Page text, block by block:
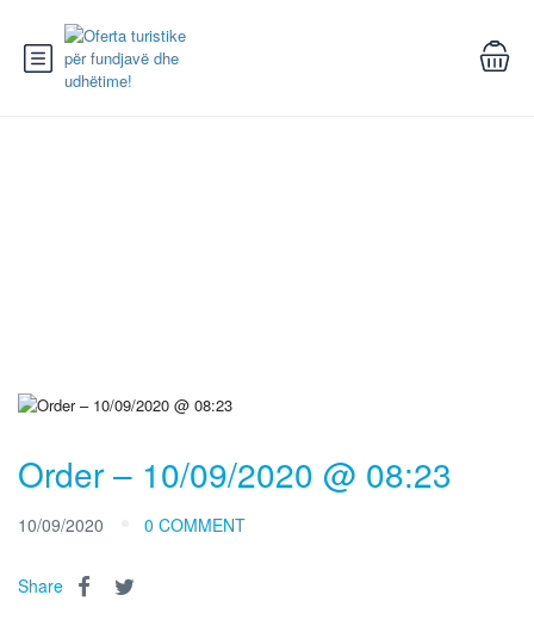
Order – 10/09/2020 @ 08:23
10/09/2020 0 COMMENT
Share